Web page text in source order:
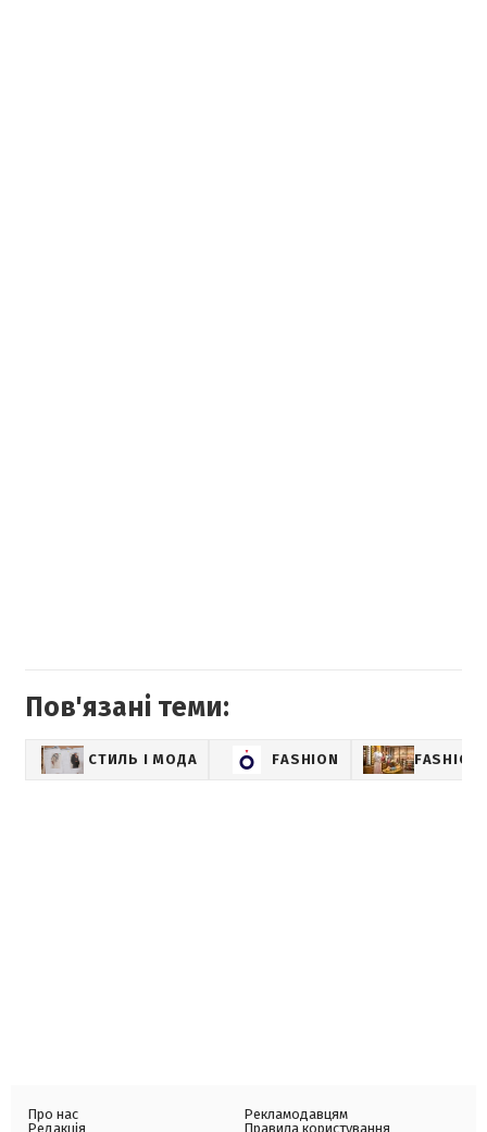
Пов'язані теми:
СТИЛЬ І МОДА FASHION
Про нас
Редакція
Рекламодавцям
Правила користування